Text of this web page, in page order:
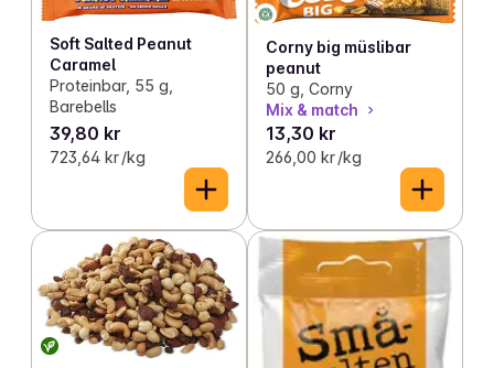
Soft Salted Peanut
Caramel
Proteinbar, 55 g,
Barebells
39,80 kr
723,64 kr /kg
Corny big müslibar
peanut
50 g, Corny
Mix & match
13,30 kr
266,00 kr /kg